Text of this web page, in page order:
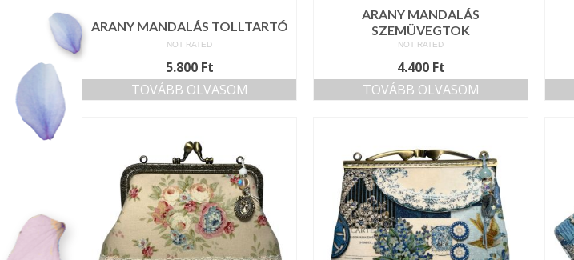
ARANY MANDALÁS
SZEMÜVEGTOK
NOT RATED
4.400 Ft
TOVÁBB OLVASOM
ARANY MANDALÁS TOLLTARTÓ
NOT RATED
5.800 Ft
TOVÁBB OLVASOM